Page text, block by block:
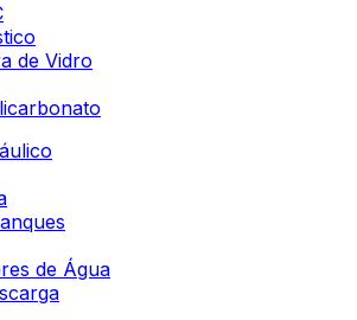
de Vidro
de Água